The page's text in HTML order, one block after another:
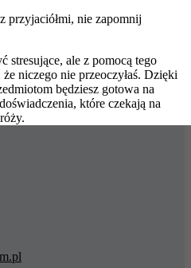
przyjaciółmi, nie zapomnij
stresujące, ale z pomocą tego
niczego nie przeoczyłaś. Dzięki
będziesz gotowa na
które czekają na